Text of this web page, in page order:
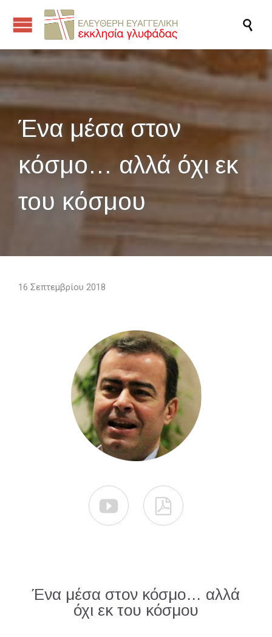

Ένα μέσα στον
κόσμο… αλλά όχι εκ
του κόσμου
16 Σεπτεμβρίου 2018
 
Ένα μέσα στον κόσμο… αλλά
όχι εκ του κόσμου